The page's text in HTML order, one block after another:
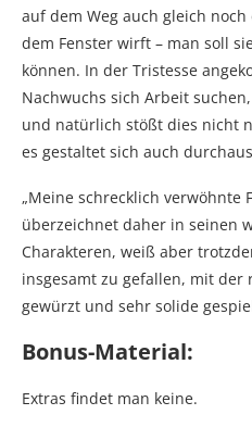
auf dem Weg auch gleich
dem Fenster wirft – man soll
können. In der Tristesse
Nachwuchs sich Arbeit
und natürlich stößt dies nicht
es gestaltet sich auch
„Meine schrecklich verwöhnte
überzeichnet daher in seinen
Charakteren, weiß aber
insgesamt zu gefallen, mit
gewürzt und sehr solide
Bonus-Material:
Extras findet man keine.